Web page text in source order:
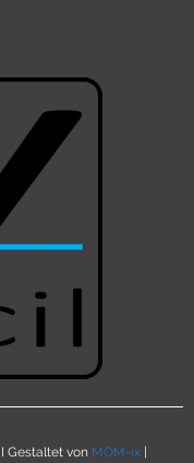
Gestaltet von MOM-ix